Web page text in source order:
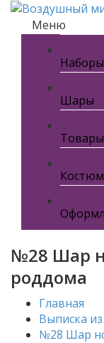
Меню
Шары
№28 Шар
роддома
Главная
Выписка
№28 Шар